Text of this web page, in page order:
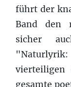
führt der
Band den
sicher
gesamte